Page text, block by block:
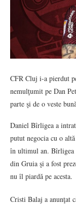
CFR Cluj i-a pierdut
nemulţumit pe Dan
parte şi de o veste
Daniel Bîrligea a
putut negocia cu o
în ultimul an. Bîrligea
din Gruia şi a fost
nu îl piardă pe acesta.
Cristi Balaj a anunţat